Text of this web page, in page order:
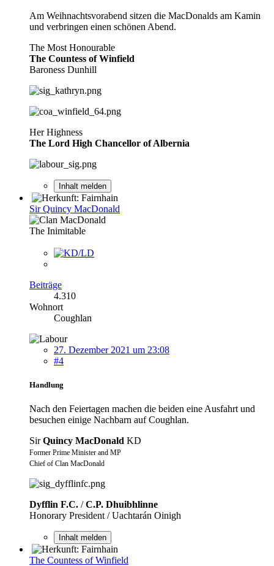
Am Weihnachtsvorabend sitzen die MacDonalds am Kamin
und verbringen einen schönen Abend.
The Most Honourable
The Countess of Winfield
Baroness Dunhill
Her Highness
The Lord High Chancellor of Albernia
Inhalt melden
Sir Quincy MacDonald
The Inimitable
Beiträge
4.310
Wohnort
Coughlan
27. Dezember 2021 um 23:08
#4
Handlung
Nach den Feiertagen machen die beiden eine Ausfahrt und
besuchen einige Nachbarn auf Coughlan.
SirQuincy MacDonald KD
Former Prime Minister and MP
Chief of Clan MacDonald
Dyfflin F.C. /C.P. Dhuibhlinne
Honorary President / Uachtarán Oinigh
Inhalt melden
The Countess of Winfield